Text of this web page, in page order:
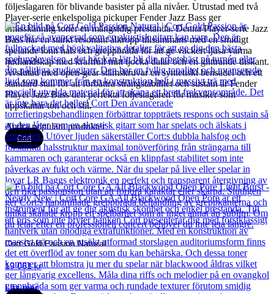
följeslagaren för blivande basister på alla nivåer. Utrustad med två
Player-serie enkelspoliga pickuper Fender Jazz Bass ger
omisskännlig toner en mångsidig prestanda. Denna Player-serie Jazz
Bass har en starkt resonant alkropp tillsammans med en smidigt
spelande lönn hals och greppbräda för att ge vackert ljusa varma
ljudlandskap med kraftfull mitt tjocka dalar och en glittrande diskant.
Avslutad med open-gear stämskruvar en syntetiskt bensadel och ett
standard stall för att förbättra strängstabilitet och sustain är Fender
Player Jazz Bass den perfekta följeslagaren för musiker som
uppskattar ton och stil.
Andra populära produkter
Cort
Cort Gold Passion Natural
19 061kr
Läs mer